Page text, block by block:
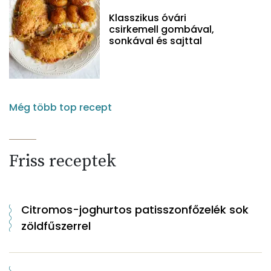
Klasszikus óvári
csirkemell gombával,
sonkával és sajttal
Még több top recept
Friss receptek
Citromos-joghurtos patisszonfőzelék sok
zöldfűszerrel